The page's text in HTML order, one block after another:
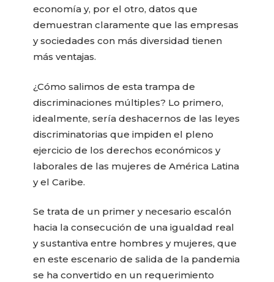
economía y, por el otro, datos que
demuestran claramente que las empresas
y sociedades con más diversidad tienen
más ventajas.
¿Cómo salimos de esta trampa de
discriminaciones múltiples? Lo primero,
idealmente, sería deshacernos de las leyes
discriminatorias que impiden el pleno
ejercicio de los derechos económicos y
laborales de las mujeres de América Latina
y el Caribe.
Se trata de un primer y necesario escalón
hacia la consecución de una igualdad real
y sustantiva entre hombres y mujeres, que
en este escenario de salida de la pandemia
se ha convertido en un requerimiento